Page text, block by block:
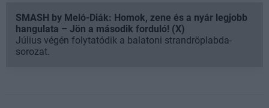
SMASH by Meló-Diák: Homok, zene és a nyár legjobb
hangulata – Jön a második forduló! (X)
Július végén folytatódik a balatoni strandröplabda-
sorozat.